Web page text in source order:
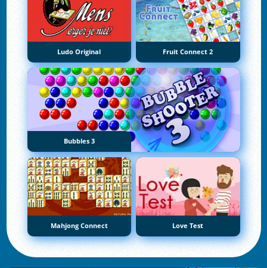
Ludo Original Fruit Connect 2
Bubbles 3
Mahjong Connect Love Test